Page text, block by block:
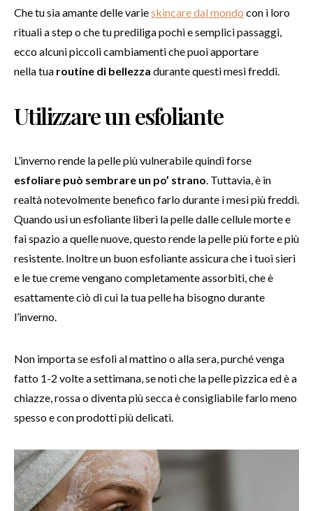
Che tu sia amante delle varieskincare dal mondo con i loro
rituali a step o che tu prediliga pochi e semplici passaggi,
ecco alcuni piccoli cambiamenti che puoi apportare
nella tua routine di bellezza durante questi mesi freddi.
Utilizzare un esfoliante
L’inverno rende la pelle più vulnerabile quindi forse
esfoliare può sembrare un po’ strano . Tuttavia, è in
realtà notevolmente benefico farlo durante i mesi più freddi.
Quando usi un esfoliante liberi la pelle dalle cellule morte e
fai spazio a quelle nuove, questo rende la pelle più forte e più
resistente. Inoltre un buon esfoliante assicura che i tuoi sieri
e le tue creme vengano completamente assorbiti, che è
esattamente ciò di cui la tua pelle ha bisogno durante
l’inverno.
Non importa se esfoli al mattino o alla sera, purché venga
fatto 1-2 volte a settimana, se noti che la pelle pizzica ed è a
chiazze, rossa o diventa più secca è consigliabile farlo meno
spesso e con prodotti più delicati.